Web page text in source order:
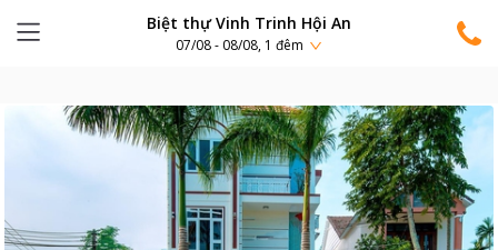
Biệt thự Vinh Trinh Hội An
07/08 - 08/08, 1 đêm